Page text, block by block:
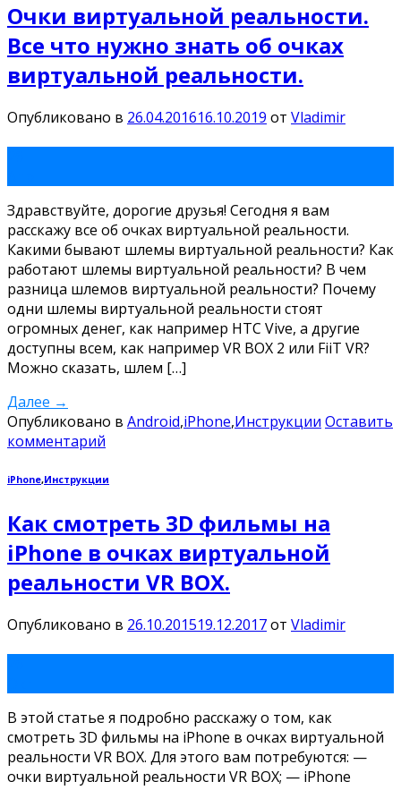
Очки виртуальной реальности.
Все что нужно знать об очках
виртуальной реальности.
Опубликовано в 26.04.201616.10.2019 от Vladimir
Здравствуйте, дорогие друзья! Сегодня я вам
расскажу все об очках виртуальной реальности.
Какими бывают шлемы виртуальной реальности? Как
работают шлемы виртуальной реальности? В чем
разница шлемов виртуальной реальности? Почему
одни шлемы виртуальной реальности стоят
огромных денег, как например HTC Vive, а другие
доступны всем, как например VR BOX 2 или FiiT VR?
Можно сказать, шлем […]
Далее →
Опубликовано в Android,iPhone,Инструкции Оставить
комментарий
iPhone,Инструкции
Как смотреть 3D фильмы на
iPhone в очках виртуальной
реальности VR BOX.
Опубликовано в 26.10.201519.12.2017от Vladimir
В этой статье я подробно расскажу о том, как
смотреть 3D фильмы на iPhone в очках виртуальной
реальности VR BOX. Для этого вам потребуются: —
очки виртуальной реальности VR BOX; — iPhone